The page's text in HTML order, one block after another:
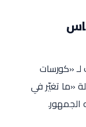
«كورسات
سلسلة «ما تغيّر في